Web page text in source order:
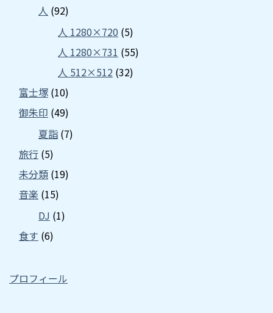
人 (92)
人 1280×720 (5)
人 1280×731 (55)
人 512×512 (32)
富士塚 (10)
御朱印 (49)
夏詣 (7)
旅行 (5)
未分類 (19)
音楽 (15)
DJ (1)
食す (6)
プロフィール